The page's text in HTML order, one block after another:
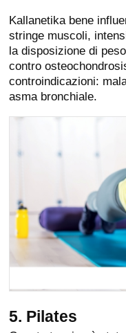
Kallanetika bene
stringe muscoli,
la disposizione di
contro
controindicazioni:
asma bronchiale.
5. Pilates